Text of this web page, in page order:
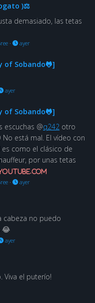
)⚖
demasiado, las tetas
· ayer
of Sobando🐸]
ayer
of Sobando🐸]
escuchas @q242 otro
está mal. El vídeo con
como el clásico de
por unas tetas
· ayer
cabeza no puedo
😂
ayer
Viva el puterío!